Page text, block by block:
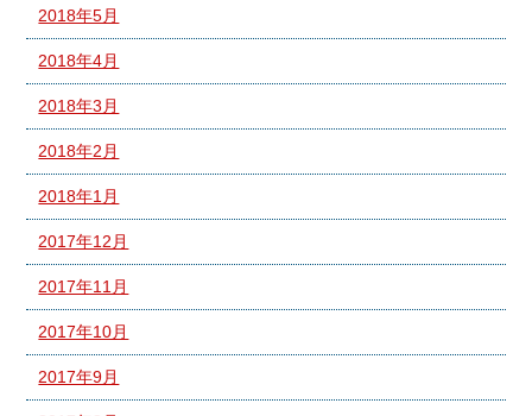
2018年5月
2018年4月
2018年3月
2018年2月
2018年1月
2017年12月
2017年11月
2017年10月
2017年9月